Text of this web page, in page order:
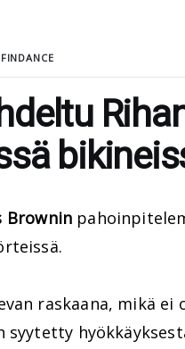
FINDANCE
Brownin
raskaana, mikä
syytetty